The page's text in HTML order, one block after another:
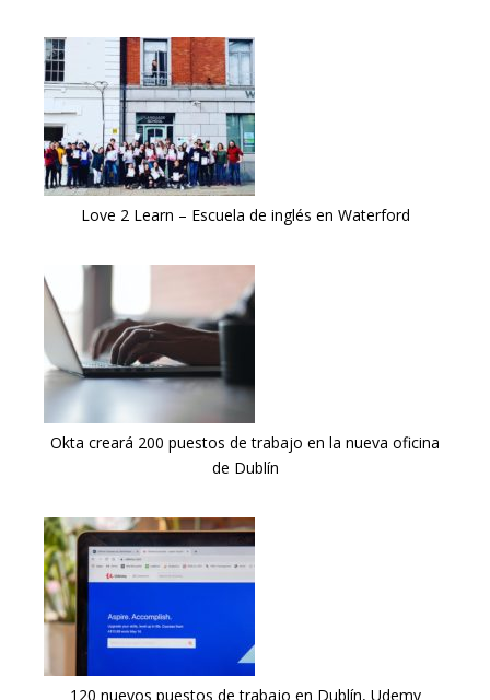
Love 2 Learn – Escuela de inglés en Waterford
Okta creará 200 puestos de trabajo en la nueva oficina
de Dublín
120 nuevos puestos de trabajo en Dublín, Udemy